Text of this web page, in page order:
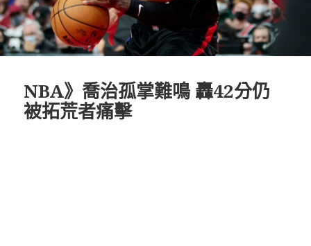
NBA》喬治孤掌難鳴 轟42分仍
被拓荒者痛擊